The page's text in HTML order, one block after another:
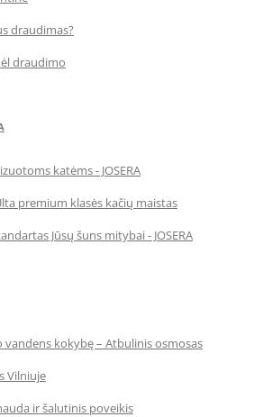
draudimas?
draudimo
katėms - JOSERA
premium klasės kačių maistas
Jūsų šuns mitybai - JOSERA
vandens kokybę – Atbulinis osmosas
Vilniuje
ir šalutinis poveikis